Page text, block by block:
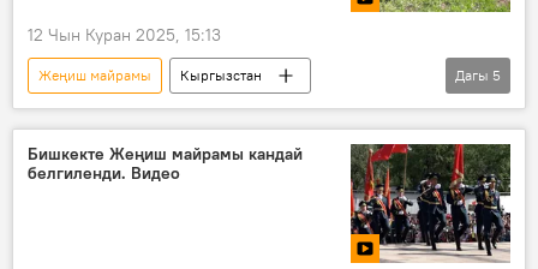
12 Чын Куран 2025, 15:13
Жеңиш майрамы
Кыргызстан
Улуу Ата Мекендик согуштагы Жеңишке 80 жыл
Видео
Чүй облусу
эстелик
бак
Дагы 5
Бишкекте Жеңиш майрамы кандай
белгиленди. Видео